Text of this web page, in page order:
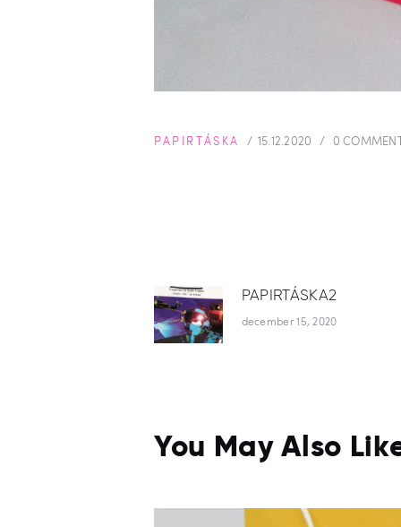
PAPIRTÁSKA 15.12.2020 0
BEJEGYZÉS
Previous
post:
PAPIRTÁSKA2
december 15, 2020
You May Also